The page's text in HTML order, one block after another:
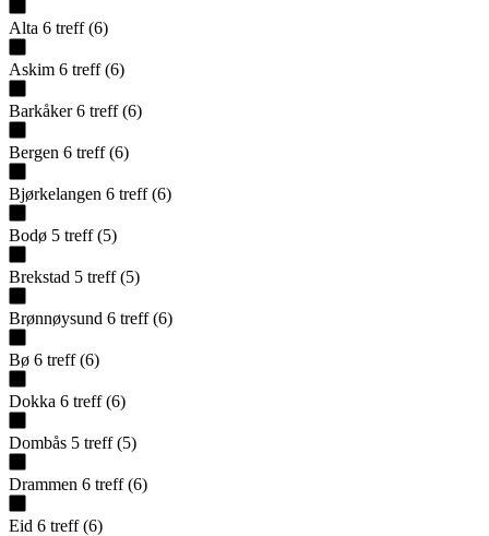
Alta 6 treff (6)
Askim 6 treff (6)
Barkåker 6 treff (6)
Bergen 6 treff (6)
Bjørkelangen 6 treff (6)
Bodø 5 treff (5)
Brekstad 5 treff (5)
Brønnøysund 6 treff (6)
Bø 6 treff (6)
Dokka 6 treff (6)
Dombås 5 treff (5)
Drammen 6 treff (6)
Eid 6 treff (6)